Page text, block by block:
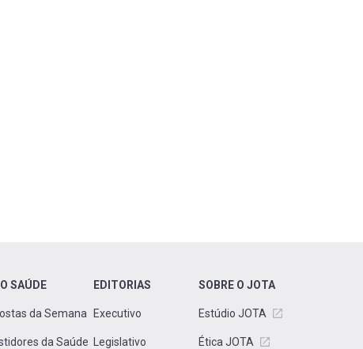
SAÚDE
da Semana
da Saúde
EDITORIAS
Executivo
Legislativo
SOBRE O JOTA
Estúdio JOTA
Ética JOTA